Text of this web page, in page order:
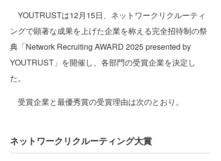
YOUTRUSTは12月15日、ネットワークリクルーティ
ングで顕著な成果を上げた企業を称える完全招待制の祭
典「Network Recruiting AWARD 2025 presented by
YOUTRUST」を開催し、各部門の受賞企業を決定し
た。
受賞企業と最優秀賞の受賞理由は次のとおり。
ネットワークリクルーティング大賞